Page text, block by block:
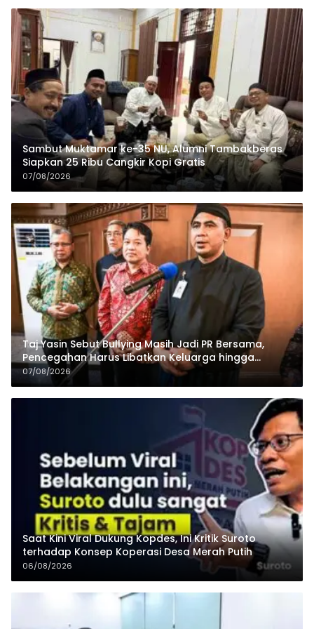
Sambut Muktamar ke-35 NU, Alumni Tambakberas
Siapkan 25 Ribu Cangkir Kopi Gratis
07/08/2026
Taj Yasin Sebut Bullying Masih Jadi PR Bersama,
Pencegahan Harus Libatkan Keluarga hingga
Pesantren
07/08/2026
Saat Kini Viral Dukung Kopdes, Ini Kritik Suroto
terhadap Konsep Koperasi Desa Merah Putih
06/08/2026